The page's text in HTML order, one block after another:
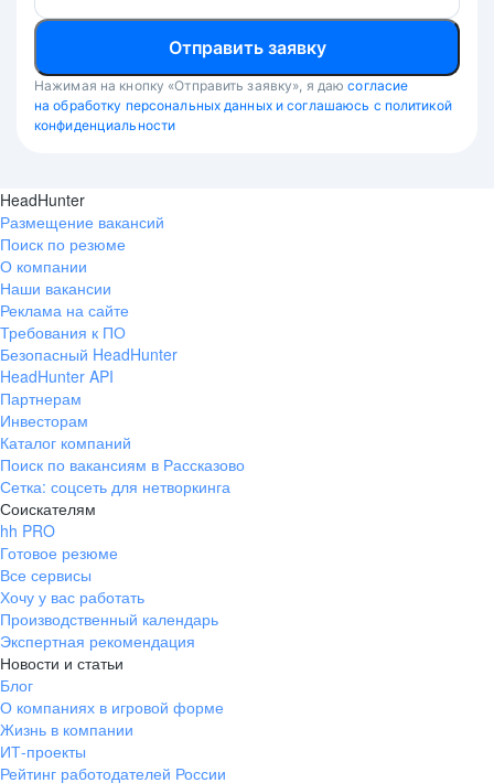
Отправить заявку
Нажимая на кнопку «Отправить заявку», я даю согласие
на обработку персональных данных и соглашаюсь с политикой
конфиденциальности
HeadHunter
Размещение вакансий
Поиск по резюме
О компании
Наши вакансии
Реклама на сайте
Требования к ПО
Безопасный HeadHunter
HeadHunter API
Партнерам
Инвесторам
Каталог компаний
Поиск по вакансиям в Рассказово
Сетка: соцсеть для нетворкинга
Соискателям
hh PRO
Готовое резюме
Все сервисы
Хочу у вас работать
Производственный календарь
Экспертная рекомендация
Новости и статьи
Блог
О компаниях в игровой форме
Жизнь в компании
ИТ-проекты
Рейтинг работодателей России